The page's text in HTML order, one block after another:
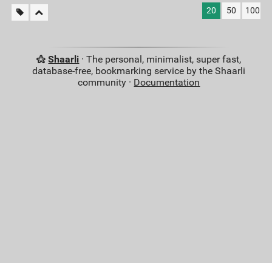
20 50 100
Shaarli · The personal, minimalist, super fast,
database-free, bookmarking service by the Shaarli
community · Documentation